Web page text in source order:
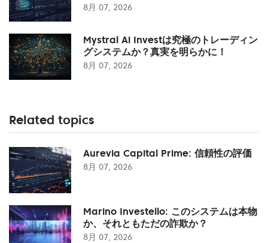
8月 07, 2026
Mystral Ai Investは究極のトレーディン
グシステムか？真実を明らかに！
8月 07, 2026
Related topics
Aurevia Capital Prime: 信頼性の評価
8月 07, 2026
Marino Investello: このシステムは本物
か、それともただの詐欺か？
8月 07, 2026